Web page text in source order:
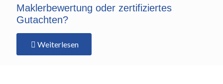
Maklerbewertung oder zertifiziertes
Gutachten?
Weiterlesen